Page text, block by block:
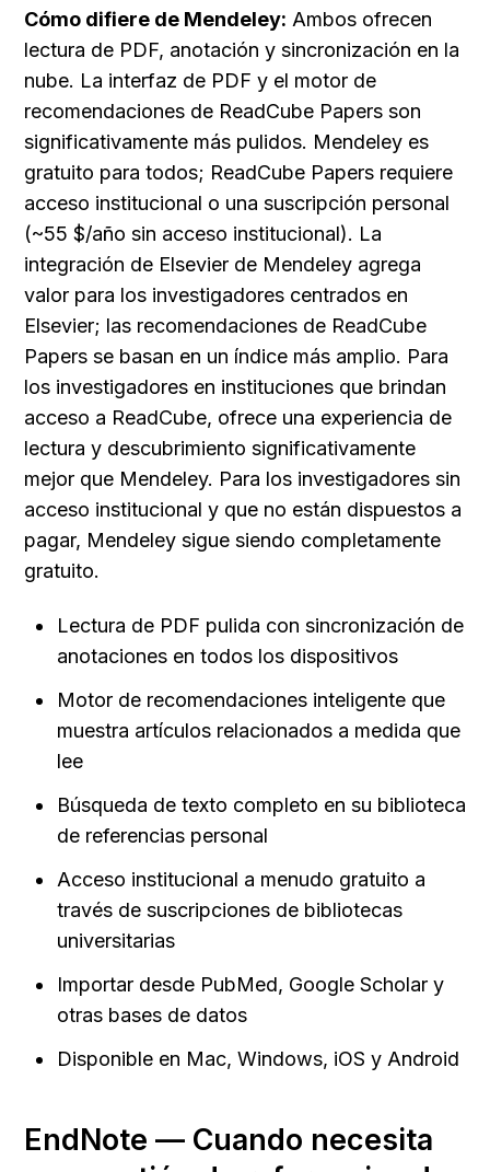
Cómo difiere de Mendeley: Ambos ofrecen
lectura de PDF, anotación y sincronización en la
nube. La interfaz de PDF y el motor de
recomendaciones de ReadCube Papers son
significativamente más pulidos. Mendeley es
gratuito para todos; ReadCube Papers requiere
acceso institucional o una suscripción personal
(~55 $/año sin acceso institucional). La
integración de Elsevier de Mendeley agrega
valor para los investigadores centrados en
Elsevier; las recomendaciones de ReadCube
Papers se basan en un índice más amplio. Para
los investigadores en instituciones que brindan
acceso a ReadCube, ofrece una experiencia de
lectura y descubrimiento significativamente
mejor que Mendeley. Para los investigadores sin
acceso institucional y que no están dispuestos a
pagar, Mendeley sigue siendo completamente
gratuito.
Lectura de PDF pulida con sincronización de
anotaciones en todos los dispositivos
Motor de recomendaciones inteligente que
muestra artículos relacionados a medida que
lee
Búsqueda de texto completo en su biblioteca
de referencias personal
Acceso institucional a menudo gratuito a
través de suscripciones de bibliotecas
universitarias
Importar desde PubMed, Google Scholar y
otras bases de datos
Disponible en Mac, Windows, iOS y Android
EndNote — Cuando necesita